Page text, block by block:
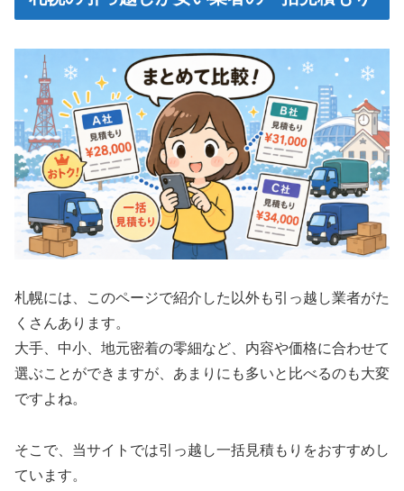
札幌には、このページで紹介した以外も引っ越し業者がた
くさんあります。
大手、中小、地元密着の零細など、内容や価格に合わせて
選ぶことができますが、あまりにも多いと比べるのも大変
ですよね。
そこで、当サイトでは引っ越し一括見積もりをおすすめし
ています。